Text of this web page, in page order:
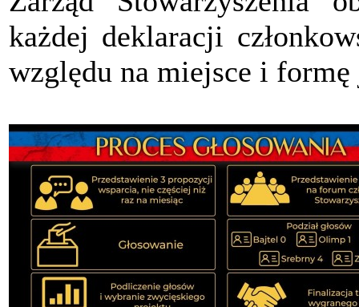
każdej deklaracji
względu na miejsce i